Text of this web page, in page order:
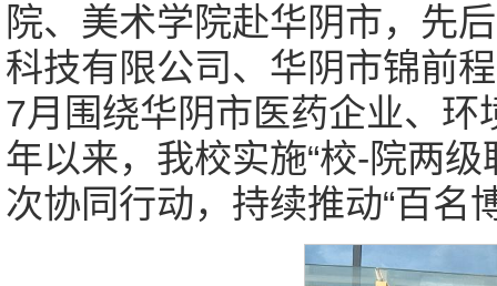
院、美术学院赴华阴市，先
科技有限公司、华阴市锦前
7月围绕华阴市医药企业、
年以来，我校实施“校-院两
次协同行动，持续推动“百名